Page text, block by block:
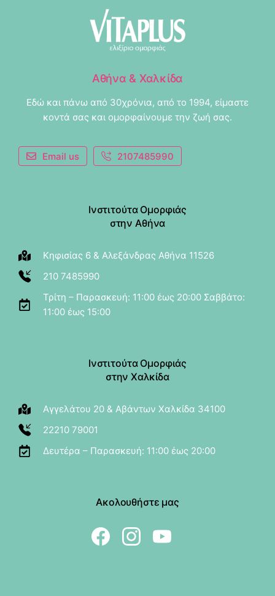
Αθήνα & Χαλκίδα
Εδώ και πάνω από 30χρόνια, από το 1994, είμαστε
κοντά σας και ομορφαίνουμε την ζωή σας.
Email us 2107485990
Ινστιτούτα Ομορφιάς
στην Αθήνα
Κηφισίας 6 & Αλεξάνδρας Αθήνα 11526
210 7485990
Τρίτη – Παρασκευή: 11:00 έως 20:00 Σαββάτο:
11:00 έως 15:00
Ινστιτούτα Ομορφιάς
στην Χαλκίδα
Αγγελάτου 20 & Αβάντων Χαλκίδα 34100
22210 79001
Δευτέρα – Παρασκευή: 11:00 έως 20:00
Ακολουθήστε μας